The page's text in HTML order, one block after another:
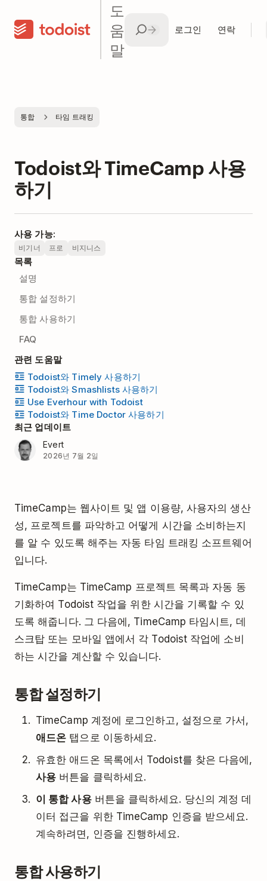
도
움
말
로그인 연락
통합 타임 트래킹
Todoist와 TimeCamp 사용
하기
사용 가능:
비기너 프로 비지니스
목록
설명
통합 설정하기
통합 사용하기
FAQ
관련 도움말
Todoist와 Timely 사용하기
Todoist와 Smashlists 사용하기
Use Everhour with Todoist
Todoist와 Time Doctor 사용하기
최근 업데이트
Evert
2026년 7월 2일
TimeCamp는 웹사이트 및 앱 이용량, 사용자의 생산
성, 프로젝트를 파악하고 어떻게 시간을 소비하는지
를 알 수 있도록 해주는 자동 타임 트래킹 소프트웨어
입니다.
TimeCamp는 TimeCamp 프로젝트 목록과 자동 동
기화하여 Todoist 작업을 위한 시간을 기록할 수 있
도록 해줍니다. 그 다음에, TimeCamp 타임시트, 데
스크탑 또는 모바일 앱에서 각 Todoist 작업에 소비
하는 시간을 계산할 수 있습니다.
통합 설정하기
TimeCamp 계정에 로그인하고, 설정으로 가서,
애드온 탭으로 이동하세요.
유효한 애드온 목록에서 Todoist를 찾은 다음에,
사용 버튼을 클릭하세요.
이 통합 사용버튼을 클릭하세요. 당신의 계정 데
이터 접근을 위한 TimeCamp 인증을 받으세요.
계속하려면, 인증을 진행하세요.
통합 사용하기